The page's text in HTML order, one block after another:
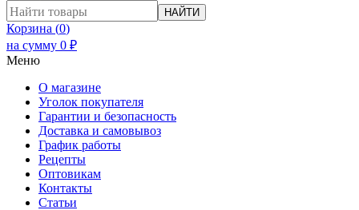
НАЙТИ
Корзина (0)
на сумму 0 ₽
Меню
О магазине
Уголок покупателя
Гарантии и безопасность
Доставка и самовывоз
График работы
Рецепты
Оптовикам
Контакты
Статьи